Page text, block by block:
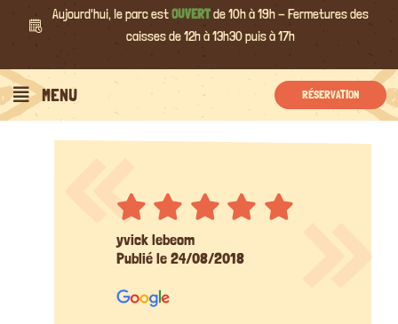
Aujourd'hui, le parc estOUVERTde 10h à 19h - Fermetures des
caisses de 12h à 13h30 puis à 17h
MENU RÉSERVATION
yvick lebeom
Publié le 24/08/2018